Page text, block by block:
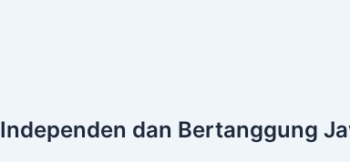
Independen dan Bertanggung